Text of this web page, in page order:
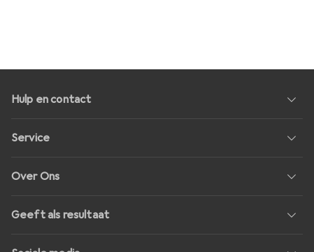
Hulp en contact
Service
Over Ons
Geeft als resultaat